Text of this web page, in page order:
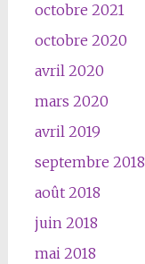
octobre 2021
octobre 2020
avril 2020
mars 2020
avril 2019
septembre 2018
août 2018
juin 2018
mai 2018